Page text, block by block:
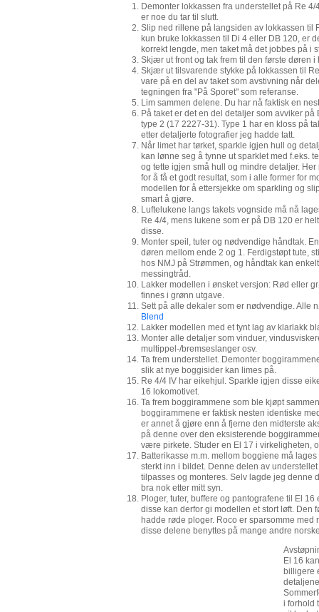
Demonter lokkassen fra understellet på Re
er noe du tar til slutt.
Slip ned rillene på langsiden av lokkassen til
kun bruke lokkassen til Di 4 eller DB 120, er
korrekt lengde, men taket må det jobbes på i
Skjær ut front og tak frem til den første døren
Skjær ut tilsvarende stykke på lokkassen til
vare på en del av taket som avstivning når
tegningen fra "På Sporet" som referanse.
Lim sammen delene. Du har nå faktisk en
På taket er det en del detaljer som avviker
type 2 (17 2227-31). Type 1 har en kloss på
etter detaljerte fotografier jeg hadde tatt.
Når limet har tørket, sparkle igjen hull og
kan lønne seg å tynne ut sparklet med f.eks.
og tette igjen små hull og mindre detaljer.
for å få et godt resultat, som i alle former for
modellen for å ettersjekke om sparkling og
smart å gjøre.
Luftelukene langs takets vognside må nå
Re 4/4, mens lukene som er på DB 120 er
disse.
Monter speil, tuter og nødvendige håndtak.
døren mellom ende 2 og 1. Ferdigstøpt tute,
hos NMJ på Strømmen, og håndtak kan
messingtråd.
Lakker modellen i ønsket versjon: Rød eller
finnes i grønn utgave.
Sett på alle dekaler som er nødvendige. Alle
Blend
Lakker modellen med et tynt lag av klarlakk
Monter alle detaljer som vinduer,
multippel-/bremseslanger osv.
Ta frem understellet. Demonter
slik at nye boggisider kan limes på.
Re 4/4 IV har eikehjul. Sparkle igjen disse
16 lokomotivet.
Ta frem boggirammene som ble kjøpt
boggirammene er faktisk nesten identiske
er annet å gjøre enn å fjerne den midterste
på denne over den eksisterende
være pirkete. Studer en El 17 i virkeligheten,
Batterikasse m.m. mellom boggiene må
sterkt inn i bildet. Denne delen av
tilpasses og monteres. Selv lagde jeg denne
bra nok etter mitt syn.
Ploger, tuter, buffere og pantografene til El
disse kan derfor gi modellen et stort løft. Den
hadde røde ploger. Roco er sparsomme med
disse delene benyttes på mange andre
El 16
billigere
i forhold